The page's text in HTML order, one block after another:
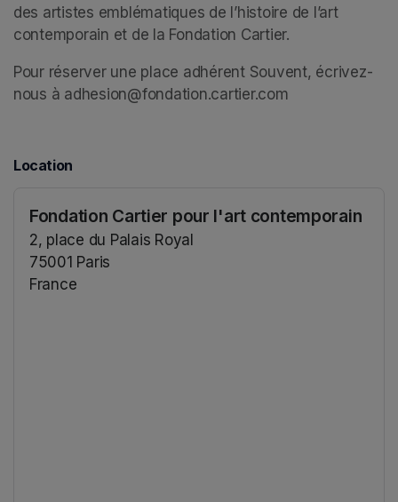
des artistes emblématiques de l’histoire de l’art
contemporain et de la Fondation Cartier.
Pour réserver une place adhérent Souvent, écrivez-
nous à adhesion@fondation.cartier.com
Location
Fondation Cartier pour l'art contemporain
2, place du Palais Royal
75001 Paris
France